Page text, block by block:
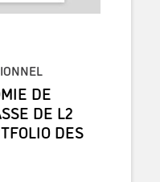
DE
DE L2
DES